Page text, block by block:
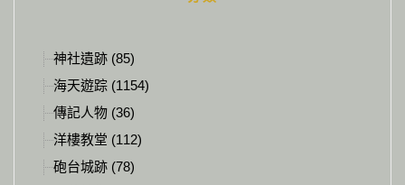
神社遺跡 (85)
海天遊踪 (1154)
傳記人物 (36)
洋樓教堂 (112)
砲台城跡 (78)